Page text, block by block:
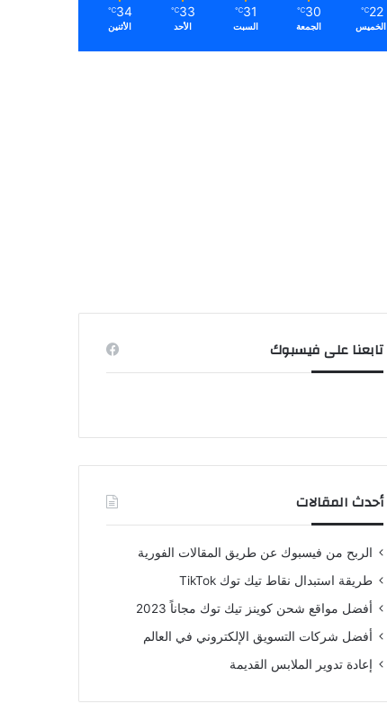
22
℃
الخميس
30
℃
الجمعة
31
℃
السبت
33
℃
الأحد
34
℃
الأثنين
تابعنا على فيسبوك
أحدث المقالات
الربح من فيسبوك عن طريق المقالات الفورية
طريقة استبدال نقاط تيك توك TikTok
أفضل مواقع شحن كوينز تيك توك مجاناً 2023
أفضل شركات التسويق الإلكتروني في العالم
إعادة تدوير الملابس القديمة